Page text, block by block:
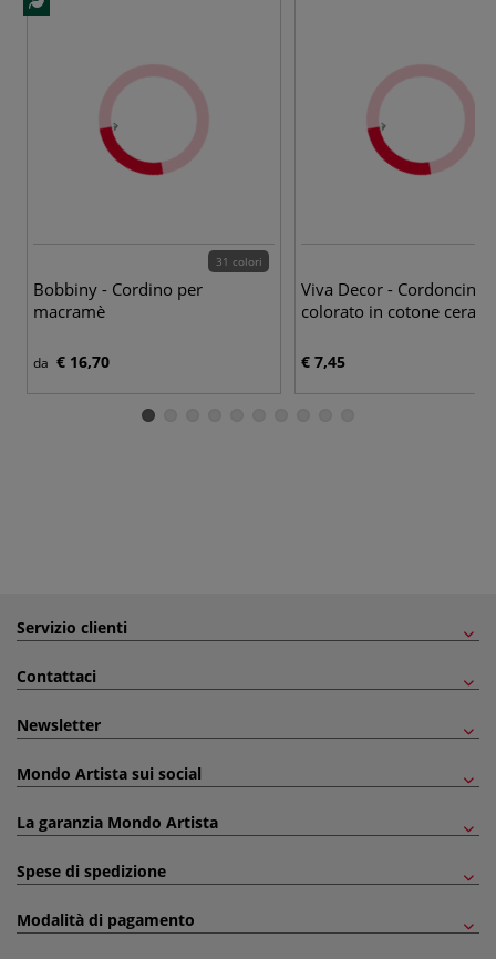
31 colori
Bobbiny - Cordino per
macramè
da € 16,70
Viva Decor - Cordoncino
colorato in cotone
€ 7,45
Servizio clienti
Contattaci
Newsletter
Mondo Artista sui social
La garanzia Mondo Artista
Spese di spedizione
Modalità di pagamento